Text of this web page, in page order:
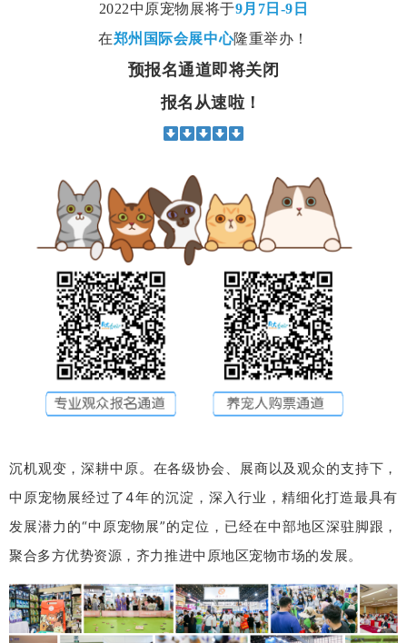
2022中原宠物展将于9月7日-9日
在郑州国际会展中心隆重举办！
预报名通道即将关闭
报名从速啦！
沉机观变，深耕中原。在各级协会、展商以及观众的支持下，
中原宠物展经过了4年的沉淀，深入行业，精细化打造最具有
发展潜力的“中原宠物展”的定位，已经在中部地区深驻脚跟，
聚合多方优势资源，齐力推进中原地区宠物市场的发展。